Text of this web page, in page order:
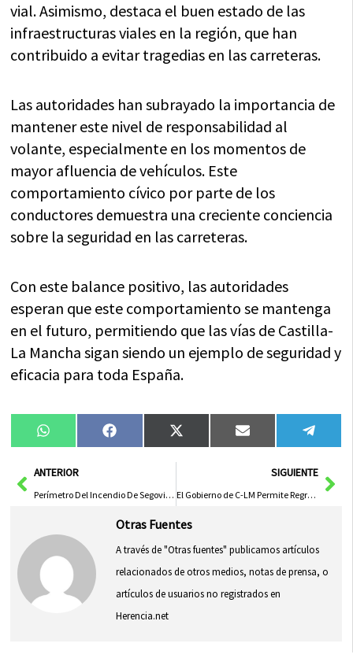
vial. Asimismo, destaca el buen estado de las
infraestructuras viales en la región, que han
contribuido a evitar tragedias en las carreteras.
Las autoridades han subrayado la importancia de
mantener este nivel de responsabilidad al
volante, especialmente en los momentos de
mayor afluencia de vehículos. Este
comportamiento cívico por parte de los
conductores demuestra una creciente conciencia
sobre la seguridad en las carreteras.
Con este balance positivo, las autoridades
esperan que este comportamiento se mantenga
en el futuro, permitiendo que las vías de Castilla-
La Mancha sigan siendo un ejemplo de seguridad y
eficacia para toda España.
Compartir
en
WhatsAppCompartir
en
FacebookCompartir
en
X
(Twitter)
Compartir
en
Email
en
AntANTERIOR
Perímetro Del Incendio De Segovia Controlado Tras Expandirse Desde Peñalba De La Sierra
SIGUIENTE
El Gobierno de C-LM Permite Regreso a Peñalba y Cabida Tras Extinción del Fuego por Lluvias
Otras Fuentes
A través de "Otras fuentes" publicamos artículos
relacionados de otros medios, notas de prensa, o
artículos de usuarios no registrados en
Herencia.net